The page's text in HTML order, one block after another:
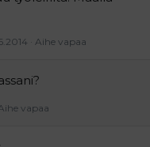
Aihe vapaa
vapaa